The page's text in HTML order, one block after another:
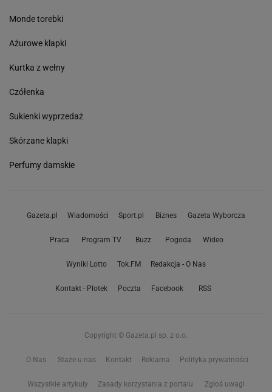
Monde torebki
Ażurowe klapki
Kurtka z wełny
Czółenka
Sukienki wyprzedaż
Skórzane klapki
Perfumy damskie
Gazeta.pl Wiadomości Sport.pl Biznes Gazeta Wyborcza
Praca Program TV Buzz Pogoda Wideo
Wyniki Lotto Tok.FM Redakcja - O Nas
Kontakt - Plotek Poczta Facebook RSS
Copyright © Gazeta.pl sp. z o.o.
O Nas Staże u nas Kontakt Reklama Polityka prywatności
Wszystkie artykuły Zasady korzystania z portalu Zgłoś uwagi